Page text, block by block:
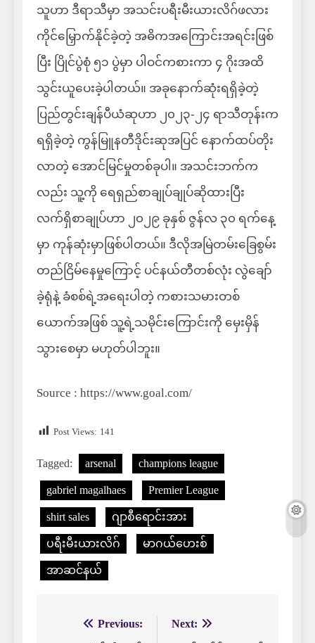
သူဟာ ဒီရာသီမှာ အသင်းပရီးမီးယားလိဂ်ဖလား
ကိုင်မြှောက်နိုင်ခဲ့တဲ့ အဓိကအကြောင်းအရင်းဖြစ်
ပြီး ပြိုင်ပွဲစုံ ၅၁ ပွဲမှာ ပါဝင်ကစားကာ ၄ ဂိုးအထိ
သွင်းယူပေးခဲ့ပါတယ်။ အခုနောက်ဆုံးရရှိခဲ့တဲ့
ပြည်တွင်းချန်ပီယံဆုဟာ ၂၀၂၃-၂၄ ရာသီတုန်းက
ရရှိခဲ့တဲ့ ကွန်မြူနတီဒိုင်းဆုအပြင် နောက်ထပ်တိုး
လာတဲ့ အောင်မြင်မှုတစ်ခုပါ။ အသင်းဘက်က
လည်း သူ့ကို ရေရှည်စာချုပ်ချုပ်ဆိုထားပြီး
လက်ရှိစာချုပ်ဟာ ၂၀၂၉ ခုနှစ် ဇွန်လ ၃၀ ရက်နေ့
မှာ ကုန်ဆုံးမှာဖြစ်ပါတယ်။ ဒီလိုအမြဲတမ်းခြေစွမ်း
တည်ငြိမ်နေမှုကြောင့် ပင်နယ်တီတစ်လုံး လွဲချော်
ခဲ့ရုံနဲ့ ခံစစ်ရဲ့အရေးပါတဲ့ ကစားသမားတစ်
ယောက်အဖြစ် သူ့ရဲ့သမိုင်းကြောင်းကို မှေးမှိန်
သွားစေမှာ မဟုတ်ပါဘူး။
Source : https://www.goal.com/
Post Views: 141
Tagged: arsenal champions league
gabriel magalhaes Premier League
shirt sales ဂျာစီရောင်းအား
ပရီးမီးယားလိဂ် မာဂယ်ဟေးစ်
အာဆင်နယ်
Previous: Next: